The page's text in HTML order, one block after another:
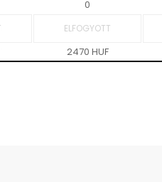
0
2470 HUF